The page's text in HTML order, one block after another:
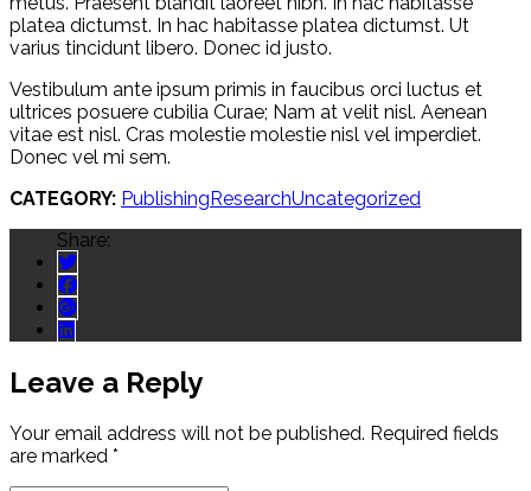
platea dictumst. In hac habitasse platea dictumst. Ut
varius tincidunt libero. Donec id justo.
Vestibulum ante ipsum primis in faucibus orci luctus et
ultrices posuere cubilia Curae; Nam at velit nisl. Aenean
vitae est nisl. Cras molestie molestie nisl vel imperdiet.
Donec vel mi sem.
CATEGORY: PublishingResearchUncategorized
Share:
Leave a Reply
Your email address will not be published. Required fields
are marked *